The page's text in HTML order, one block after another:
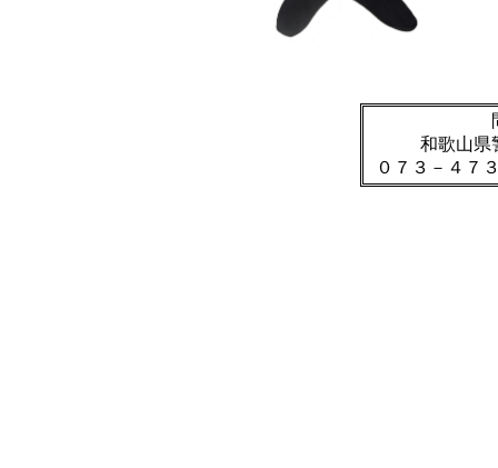
和歌山県
０７３－４７